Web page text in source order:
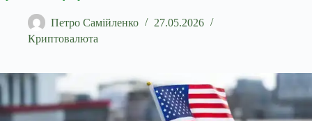
Петро Самійленко
27.05.2026
Криптовалюта